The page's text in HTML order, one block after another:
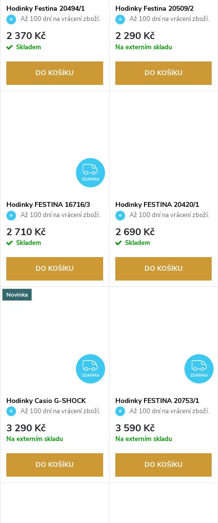
Hodinky Festina 20494/1
Až 100 dní na vrácení zboží.
Autorizovaný prodejce.
2 370 Kč
Skladem
DO KOŠÍKU
Hodinky Festina 20509/2
Až 100 dní na vrácení zboží.
Autorizovaný prodejce.
2 290 Kč
Na externím skladu
DO KOŠÍKU
ZDARMA
ZDARMA
Hodinky FESTINA 16716/3
Až 100 dní na vrácení zboží.
Autorizovaný prodejce.
2 710 Kč
Skladem
DO KOŠÍKU
Hodinky FESTINA 20420/1
Až 100 dní na vrácení zboží.
Autorizovaný prodejce.
2 690 Kč
Skladem
DO KOŠÍKU
Novinka
ZDARMA
ZDARMA
Hodinky Casio G-SHOCK
GMA-P2100SR-7AER
Až 100 dní na vrácení zboží.
Autorizovaný prodejce.
3 290 Kč
Na externím skladu
DO KOŠÍKU
ZDARMA
Hodinky FESTINA 20753/1
Až 100 dní na vrácení zboží.
Autorizovaný prodejce.
3 590 Kč
Na externím skladu
DO KOŠÍKU